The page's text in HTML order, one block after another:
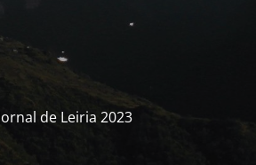
de Leiria 2023